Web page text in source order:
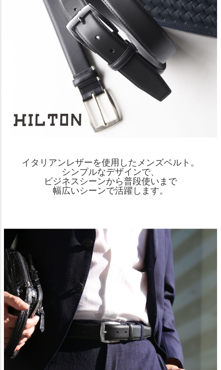
イタリアンレザーを使用したメンズベルト。
シンプルなデザインで、
ビジネスシーンから普段使いまで
幅広いシーンで活躍します。